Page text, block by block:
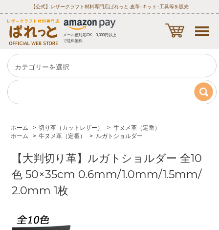
【公式】レザークラフト材料専門店ぱれっと‐皮革･キット･工具等を販売
メール便対応OK 3,000円以上
で送料無料
ホーム > 切り革（カットレザー） > 牛ヌメ革（定番）
ホーム
> 牛ヌメ革（定番） > ルガトショルダー
【大判切り革】ルガトショルダー 全10
色 50×35cm 0.6mm/1.0mm/1.5mm/
2.0mm 1枚